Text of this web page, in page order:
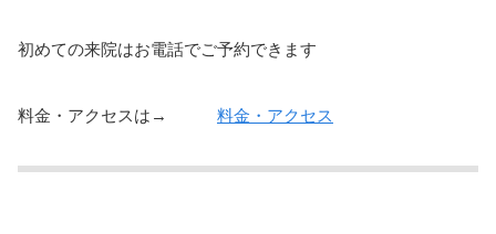
初めての来院はお電話でご予約できます
料金・アクセスは→ 料金・アクセス